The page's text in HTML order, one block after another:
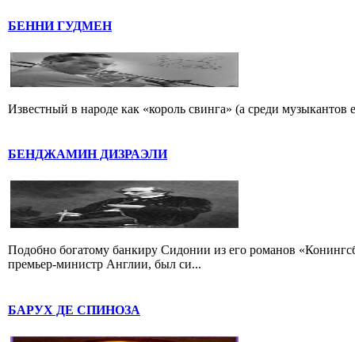
БЕННИ ГУДМЕН
Известный в народе как «король свинга» (а среди
БЕНДЖАМИН ДИЗРАЭЛИ
Подобно богатому банкиру Сидонии из его романов
премьер-министр Англии, был си...
БАРУХ ДЕ СПИНОЗА